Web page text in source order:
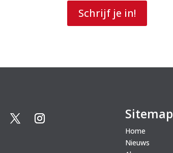
Schrijf je in!
Sitemap
Home
Nieuws